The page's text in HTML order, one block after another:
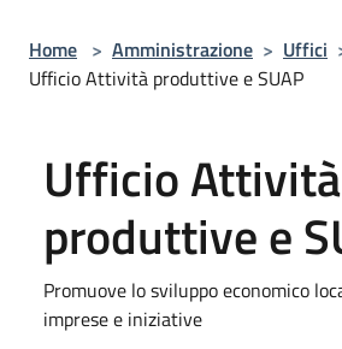
Home > Amministrazione > Uffici
Ufficio Attività produttive e SUAP
Ufficio Attività
produttive e
Promuove lo sviluppo economico
imprese e iniziative